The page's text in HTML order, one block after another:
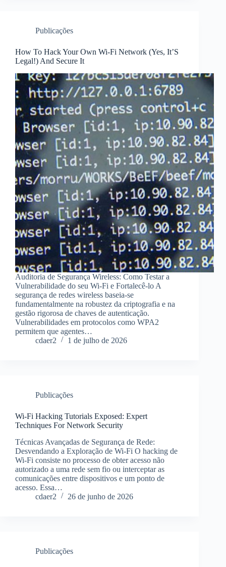
Publicações
How To Hack Your Own Wi-Fi Network (Yes, It’S
Legal!) And Secure It
Auditoria de Segurança Wireless: Como Testar a
Vulnerabilidade do seu Wi-Fi e Fortalecê-lo A
segurança de redes wireless baseia-se
fundamentalmente na robustez da criptografia e na
gestão rigorosa de chaves de autenticação.
Vulnerabilidades em protocolos como WPA2
permitem que agentes…
cdaer2
1 de julho de 2026
Publicações
Wi-Fi Hacking Tutorials Exposed: Expert
Techniques For Network Security
Técnicas Avançadas de Segurança de Rede:
Desvendando a Exploração de Wi-Fi O hacking de
Wi-Fi consiste no processo de obter acesso não
autorizado a uma rede sem fio ou interceptar as
comunicações entre dispositivos e um ponto de
acesso. Essa…
cdaer2
26 de junho de 2026
Publicações